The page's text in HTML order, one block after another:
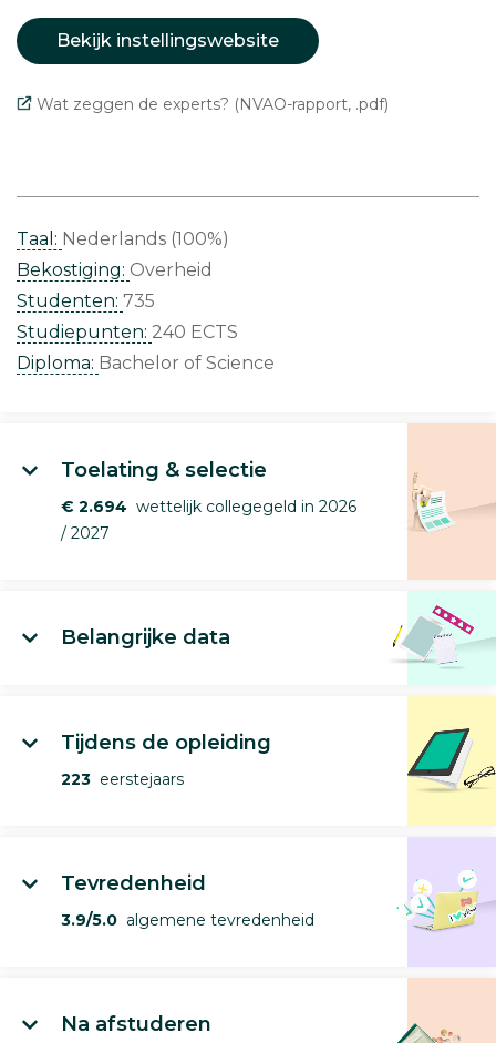
Bekijk instellingswebsite
Wat zeggen de experts? (NVAO-rapport, .pdf)
Taal: Nederlands (100%)
Bekostiging: Overheid
Studenten: 735
Studiepunten: 240 ECTS
Diploma: Bachelor of Science
Toelating & selectie
€ 2.694 wettelijk collegegeld in 2026
/ 2027
Belangrijke data
Tijdens de opleiding
223 eerstejaars
Tevredenheid
3.9/5.0 algemene tevredenheid
Na afstuderen